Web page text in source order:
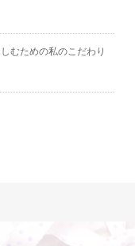
むための私のこだわり